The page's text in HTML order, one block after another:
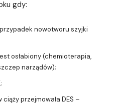
gdy:
nowotworu szyjki
osłabiony (chemioterapia,
narządów);
ciąży przejmowała DES –